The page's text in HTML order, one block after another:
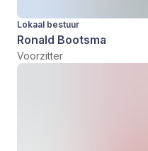
Lokaal bestuur
Ronald Bootsma
Voorzitter